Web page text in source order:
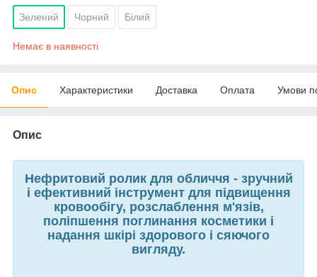
Зелений Чорний Білий
Немає в наявності
Опис Характеристики Доставка Оплата Умови
Опис
Нефритовий ролик для обличчя - зручний
і ефективний інструмент для підвищення
кровообігу, розслаблення м'язів,
поліпшення поглинання косметики і
надання шкірі здорового і сяючого
вигляду.